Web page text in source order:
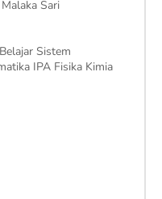
Sari
Sistem
IPA Fisika Kimia